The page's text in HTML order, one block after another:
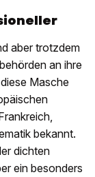
aber trotzdem
an ihre
Masche
bekannt.
dichten
ein besonders